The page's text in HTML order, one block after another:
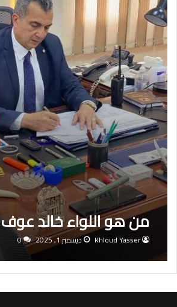
من هو اللواء خالد عوف
Khloud Yasser ديسمبر 1, 2025 0